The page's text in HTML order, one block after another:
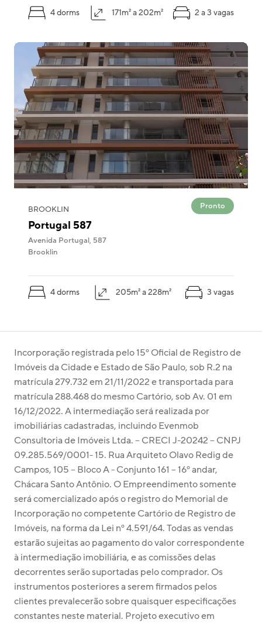
4 dorms 171m² a 202m² 2 a 3 vagas
BROOKLIN Pronto
Portugal 587
Avenida Portugal, 587
Brooklin
4 dorms 205m² a 228m² 3 vagas
Incorporação registrada pelo 15º Oficial de Registro de
Imóveis da Cidade e Estado de São Paulo, sob R.2 na
matrícula 279.732 em 21/11/2022 e transportada para
matrícula 288.468 do mesmo Cartório, sob Av. 01 em
16/12/2022. A intermediação será realizada por
imobiliárias cadastradas, incluindo Evenmob
Consultoria de Imóveis Ltda. – CRECI J-20242 – CNPJ
09.285.569/0001- 15. Rua Arquiteto Olavo Redig de
Campos, 105 – Bloco A - Conjunto 161 – 16º andar,
Chácara Santo Antônio. O Empreendimento somente
será comercializado após o registro do Memorial de
Incorporação no competente Cartório de Registro de
Imóveis, na forma da Lei nº 4.591/64. Todas as vendas
estarão sujeitas ao pagamento do valor correspondente
à intermediação imobiliária, e as comissões delas
decorrentes serão suportadas pelo comprador. Os
instrumentos posteriores a serem firmados pelos
clientes prevalecerão sobre quaisquer especificações
constantes neste material. Projeto executivo em